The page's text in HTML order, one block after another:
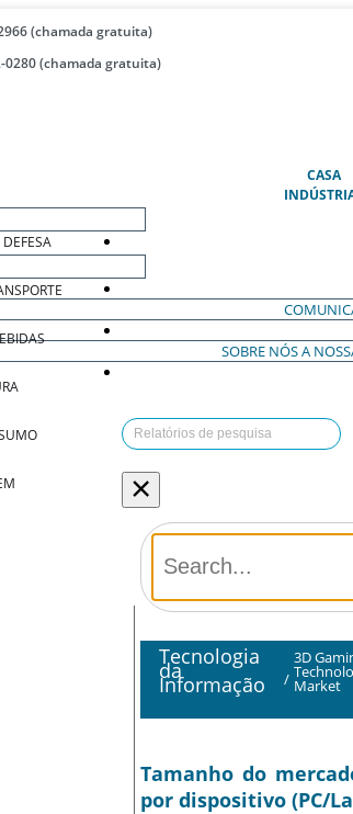
(chamada gratuita)
0280 (chamada gratuita)
CASA
SOBRE NÓSA
×
Tecnologia
da
Informação /
3D
Market
Tamanho do
por dispositivo (PC/